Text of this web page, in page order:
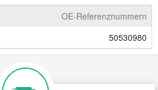
OE-Referenznummern
50530980